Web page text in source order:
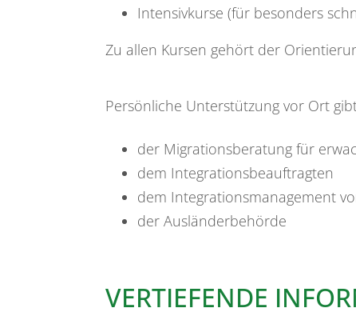
Intensivkurse (für besonders
Zu allen Kursen gehört der
Persönliche Unterstützung vor Ort
der Migrationsberatung für
dem Integrationsbeauftragten
dem Integrationsmanagement
der Ausländerbehörde
VERTIEFENDE